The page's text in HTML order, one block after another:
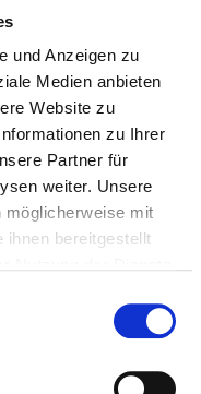
und Anzeigen zu
Medien anbieten
Website zu
zu Ihrer
Partner für
weiter. Unsere
möglicherweise mit
ihnen bereitgestellt
4
4
4